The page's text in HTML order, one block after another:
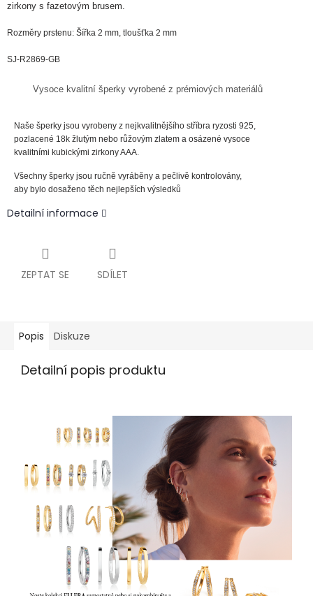
zirkony s fazetovým brusem.
Rozměry prstenu: Šířka 2 mm, tloušťka 2 mm
SJ-R2869-GB
Vysoce kvalitní šperky vyrobené z prémiových materiálů
Naše šperky jsou vyrobeny z nejkvalitnějšího stříbra ryzosti 925,
pozlacené 18k žlutým nebo růžovým zlatem a osázené vysoce
kvalitními kubickými zirkony AAA.
Všechny šperky jsou ručně vyráběny a pečlivě kontrolovány,
aby bylo dosaženo těch nejlepších výsledků
Detailní informace
ZEPTAT SE SDÍLET
Popis Diskuze
Detailní popis produktu